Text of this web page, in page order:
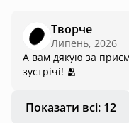
відключитися від
емоціями хочеться
гостинність і
процвітання!
Творче
Липень, 2026
А вам дякую за
зустрічі! 🫂
Показати всі: 12